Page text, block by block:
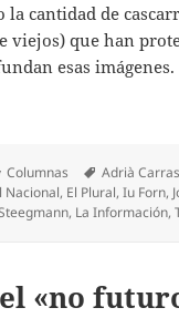
cantidad de
viejos) que han
esas imágenes.
Categorías
Columnas Etiquetas
Adrià
Nacional, El Plural,Iu Forn,
, La Información,
«no